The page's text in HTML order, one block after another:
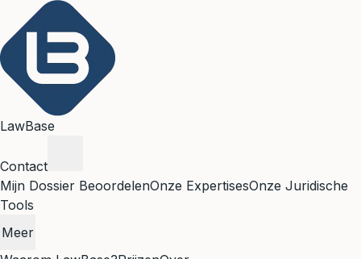
LawBase
Contact
Mijn Dossier BeoordelenOnze ExpertisesOnze Juridische
Tools
Meer